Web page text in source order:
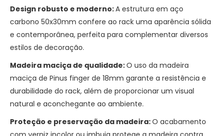
Design robusto e moderno:A estrutura em aço
carbono 50x30mm confere ao rack uma aparência sólida
e contemporânea, perfeita para complementar diversos
estilos de decoração.
Madeira maciça de qualidade:O uso da madeira
maciça de Pinus finger de 18mm garante a resistência e
durabilidade do rack, além de proporcionar um visual
natural e aconchegante ao ambiente.
Proteção e preservação da madeira:O acabamento